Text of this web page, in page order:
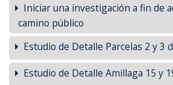
Iniciar una investigación a fin de
camino público
Estudio de Detalle Parcelas 2 y 3
Estudio de Detalle Amillaga 15 y